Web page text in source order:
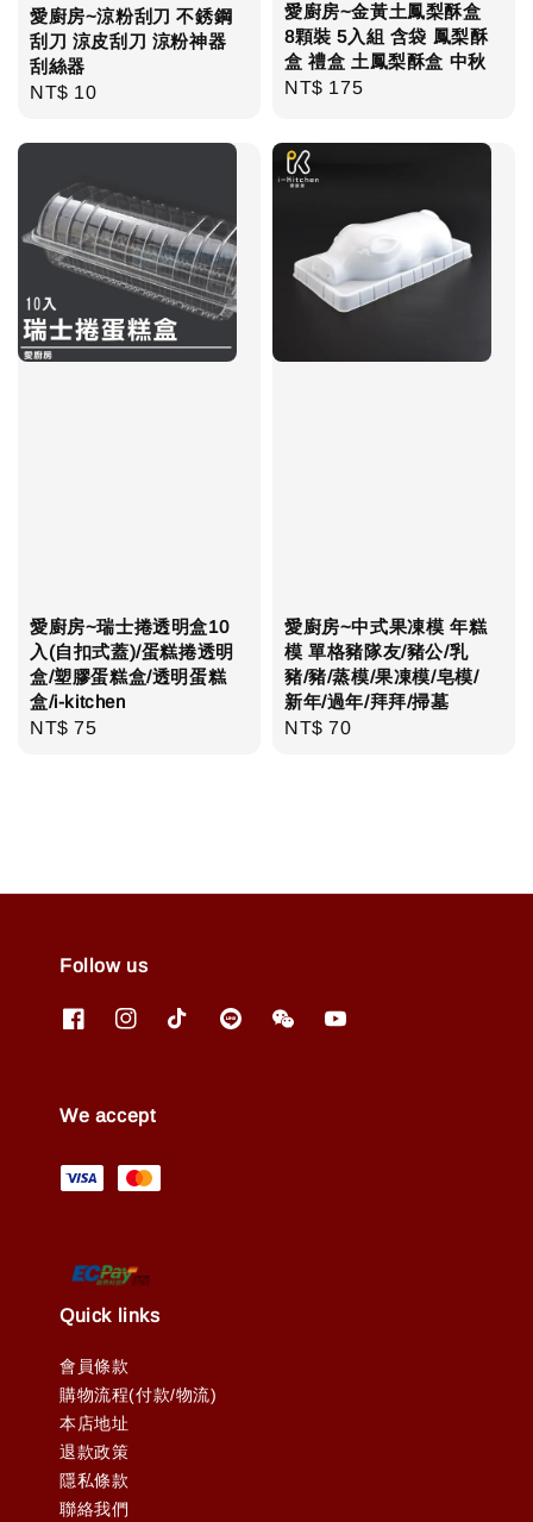
愛廚房~涼粉刮刀 不銹鋼
刮刀 涼皮刮刀 涼粉神器
刮絲器
Regular
NT$ 10
愛廚房~金黃土鳳梨酥盒
8顆裝 5入組 含袋 鳳梨酥
盒 禮盒 土鳳梨酥盒 中秋
Regular
NT$ 175
愛廚房~瑞士捲透明盒10
入(自扣式蓋)/蛋糕捲透明
盒/塑膠蛋糕盒/透明蛋糕
盒/i-kitchen
Regular
NT$ 75
愛廚房~中式果凍模 年糕
模 單格豬隊友/豬公/乳
豬/豬/蒸模/果凍模/皂模/
新年/過年/拜拜/掃墓
Regular
NT$ 70
Follow us
We accept
Quick links
會員條款
購物流程(付款/物流)
本店地址
退款政策
隱私條款
聯絡我們